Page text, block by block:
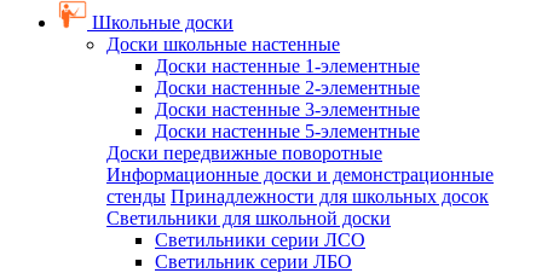
Школьные доски
Доски школьные настенные
Доски настенные 1-элементные
Доски настенные 2-элементные
Доски настенные 3-элементные
Доски настенные 5-элементные
Доски передвижные поворотные
Информационные доски и демонстрационные
стенды Принадлежности для школьных досок
Светильники для школьной доски
Светильники серии ЛСО
Светильник серии ЛБО